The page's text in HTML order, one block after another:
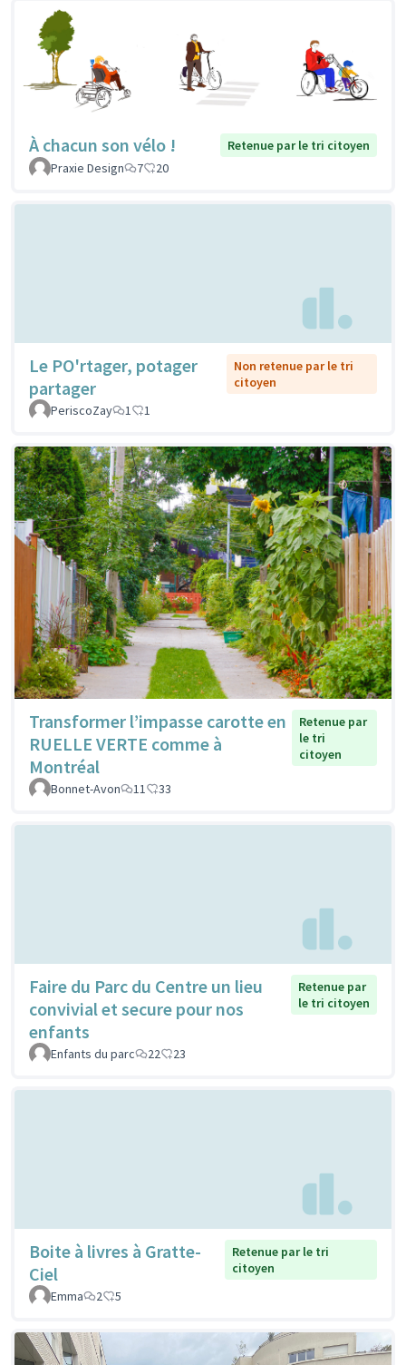
À chacun son vélo !
Retenue par le tri citoyen
Praxie Design
7 20
Le PO'rtager, potager
partager
Non retenue par le tri
citoyen
PeriscoZay
1 1
Transformer l’impasse carotte en
RUELLE VERTE comme à
Montréal
Retenue par
le tri
citoyen
Bonnet-Avon 11 33
Faire du Parc du Centre un lieu
convivial et secure pour nos
enfants
Retenue par
le tri citoyen
Enfants du parc 22 23
Boite à livres à Gratte-
Ciel
Retenue par le tri
citoyen
Emma
2 5